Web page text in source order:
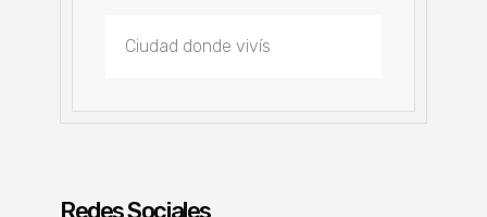
Redes Sociales